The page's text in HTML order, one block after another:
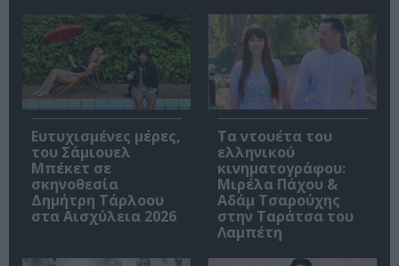
Ευτυχισμένες μέρες,
του Σάμιουελ
Μπέκετ σε
σκηνοθεσία
Δημήτρη Τάρλοου
στα Αισχύλεια 2026
Τα ντουέτα του
ελληνικού
κινηματογράφου:
Μιρέλα Πάχου &
Αδάμ Τσαρούχης
στην Ταράτσα του
Λαμπέτη